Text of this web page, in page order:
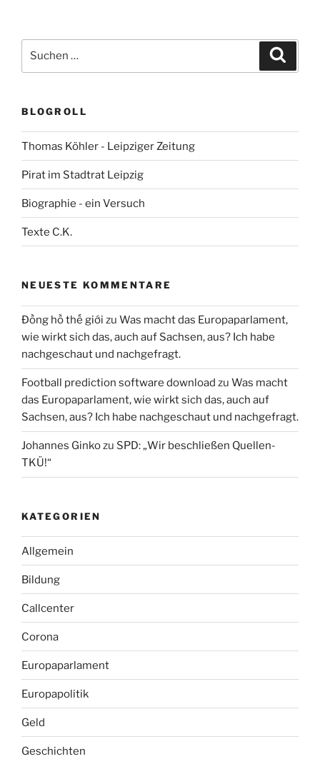
nach:
BLOGROLL
Thomas Köhler - Leipziger Zeitung
Pirat im Stadtrat Leipzig
Biographie - ein Versuch
Texte C.K.
NEUESTE KOMMENTARE
Đồng hồ thế giới zu Was macht das Europaparlament,
wie wirkt sich das, auch auf Sachsen, aus? Ich habe
nachgeschaut und nachgefragt.
Football prediction software download zu Was macht
das Europaparlament, wie wirkt sich das, auch auf
Sachsen, aus? Ich habe nachgeschaut und nachgefragt.
Johannes Ginkozu SPD: „Wir beschließen Quellen-
TKÜ!“
KATEGORIEN
Allgemein
Bildung
Callcenter
Corona
Europaparlament
Europapolitik
Geld
Geschichten